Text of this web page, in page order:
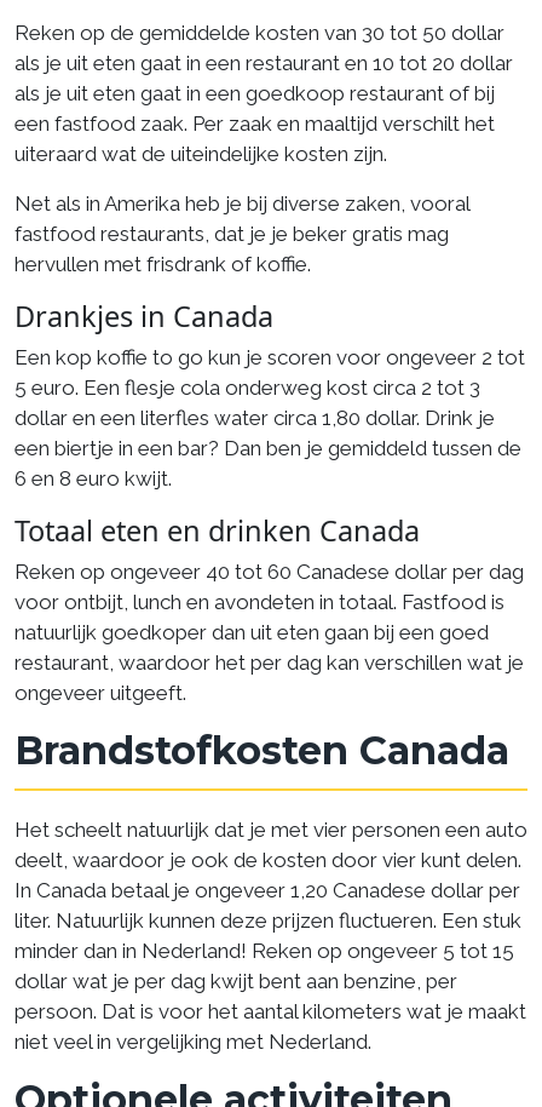
Reken op de gemiddelde kosten van 30 tot 50 dollar
als je uit eten gaat in een restaurant en 10 tot 20 dollar
als je uit eten gaat in een goedkoop restaurant of bij
een fastfood zaak. Per zaak en maaltijd verschilt het
uiteraard wat de uiteindelijke kosten zijn.
Net als in Amerika heb je bij diverse zaken, vooral
fastfood restaurants, dat je je beker gratis mag
hervullen met frisdrank of koffie.
Drankjes in Canada
Een kop koffie to go kun je scoren voor ongeveer 2 tot
5 euro. Een flesje cola onderweg kost circa 2 tot 3
dollar en een literfles water circa 1,80 dollar. Drink je
een biertje in een bar? Dan ben je gemiddeld tussen de
6 en 8 euro kwijt.
Totaal eten en drinken Canada
Reken op ongeveer 40 tot 60 Canadese dollar per dag
voor ontbijt, lunch en avondeten in totaal. Fastfood is
natuurlijk goedkoper dan uit eten gaan bij een goed
restaurant, waardoor het per dag kan verschillen wat je
ongeveer uitgeeft.
Brandstofkosten Canada
Het scheelt natuurlijk dat je met vier personen een auto
deelt, waardoor je ook de kosten door vier kunt delen.
In Canada betaal je ongeveer 1,20 Canadese dollar per
liter. Natuurlijk kunnen deze prijzen fluctueren. Een stuk
minder dan in Nederland! Reken op ongeveer 5 tot 15
dollar wat je per dag kwijt bent aan benzine, per
persoon. Dat is voor het aantal kilometers wat je maakt
niet veel in vergelijking met Nederland.